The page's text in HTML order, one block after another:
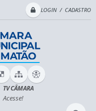
LOGIN / CADASTRO
TV CÂMARA
Acesse!